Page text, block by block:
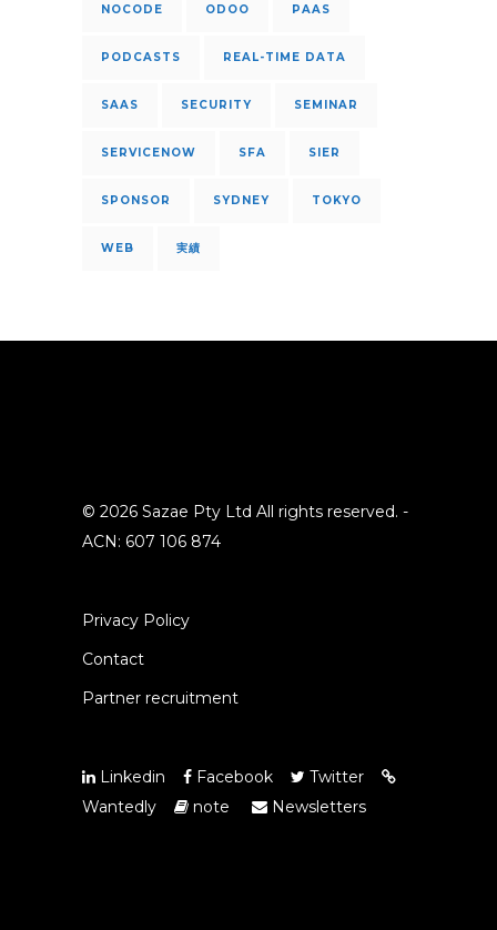
NOCODE ODOO PAAS
PODCASTS REAL-TIME DATA
SAAS SECURITY SEMINAR
SERVICENOW SFA SIER
SPONSOR SYDNEY TOKYO
WEB 実績
© 2026 Sazae Pty Ltd All rights reserved. -
ACN: 607 106 874
Privacy Policy
Contact
Partner recruitment
Linkedin Facebook
Twitter
Wantedly
note Newsletters